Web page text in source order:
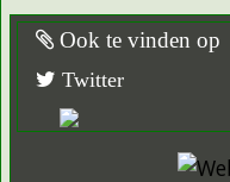
Ook te vinden op
Twitter